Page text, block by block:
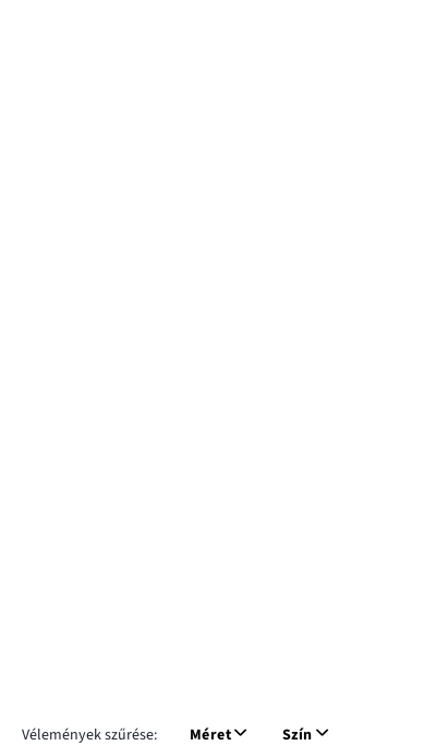
Vélemények szűrése: Méret Szín